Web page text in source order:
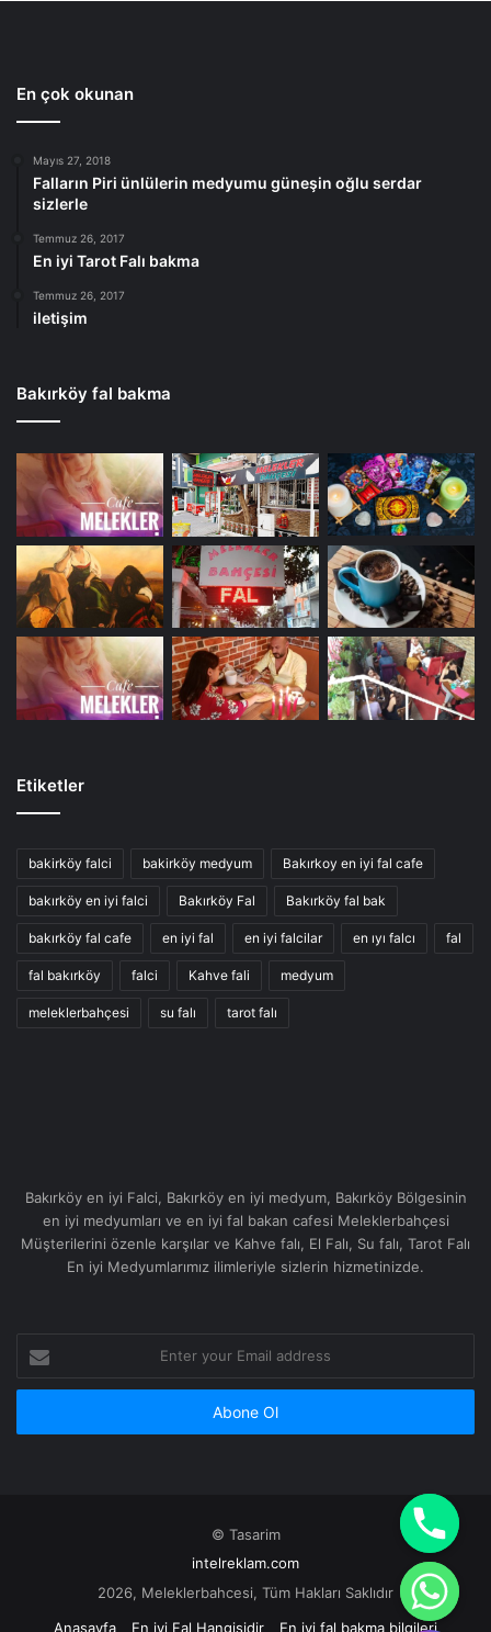
En çok okunan
Mayıs 27, 2018
Falların Piri ünlülerin medyumu güneşin oğlu serdar
sizlerle
Temmuz 26, 2017
En iyi Tarot Falı bakma
Temmuz 26, 2017
iletişim
Bakırköy fal bakma
Etiketler
bakirköy falci bakirköy medyum Bakırkoy en iyi fal cafe
bakırköy en iyi falci Bakırköy Fal Bakırköy fal bak
bakırköy fal cafe en iyi fal en iyi falcilar en ıyı falcı fal
fal bakırköy falci Kahve fali medyum
meleklerbahçesi su falı tarot falı
Bakırköy en iyi Falci, Bakırköy en iyi medyum, Bakırköy Bölgesinin
en iyi medyumları ve en iyi fal bakan cafesi Meleklerbahçesi
Müşterilerini özenle karşılar ve Kahve falı, El Falı, Su falı, Tarot Falı
En iyi Medyumlarımız ilimleriyle sizlerin hizmetinizde.
your
Email
© Tasarim
intelreklam.com
2026, Meleklerbahcesi, Tüm Hakları Saklıdır
Anasayfa
En iyi Fal Hangisidir En iyi fal bakma bilgileri